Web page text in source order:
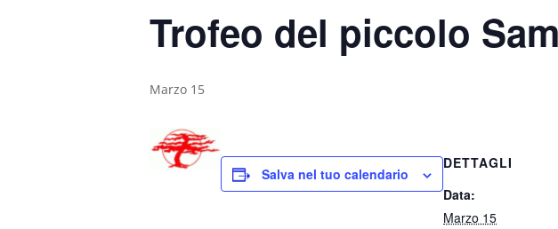
Trofeo del piccolo
Marzo 15
Salva nel tuo calendario
DETTAGLI
Data:
Marzo 15